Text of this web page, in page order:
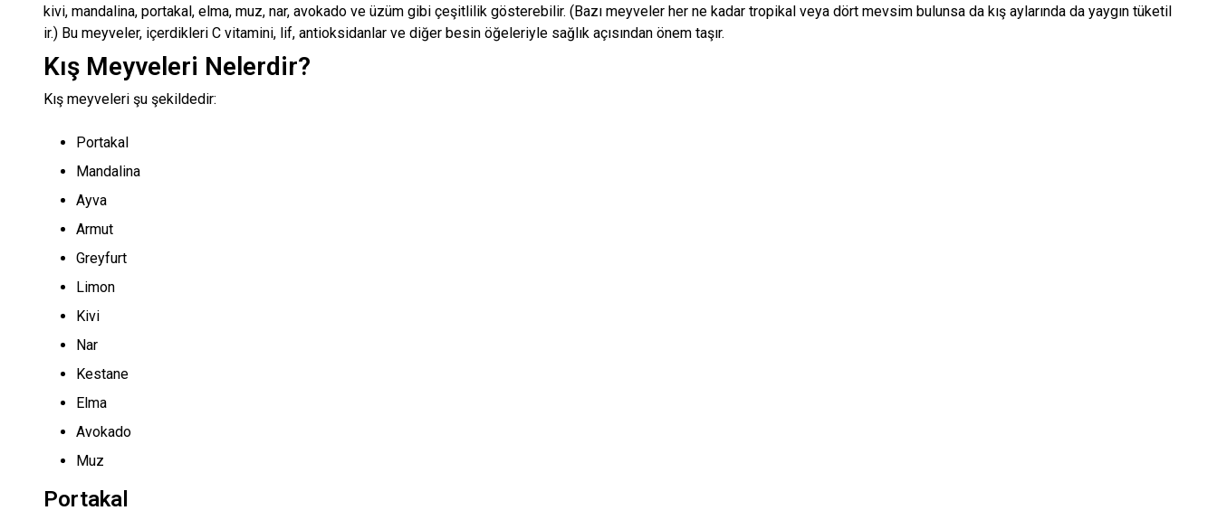
kivi, mandalina, portakal, elma, muz, nar, avokado ve üzüm gibi çeşitlilik gösterebilir. (Bazı meyveler her ne kadar tropikal veya dört mevsim bulunsa da kış aylarında da yaygın tüketil
ir.) Bu meyveler, içerdikleri C vitamini, lif, antioksidanlar ve diğer besin öğeleriyle sağlık açısından önem taşır.
Kış Meyveleri Nelerdir?
Kış meyveleri şu şekildedir:
Portakal
Mandalina
Ayva
Armut
Greyfurt
Limon
Kivi
Nar
Kestane
Elma
Avokado
Muz
Portakal